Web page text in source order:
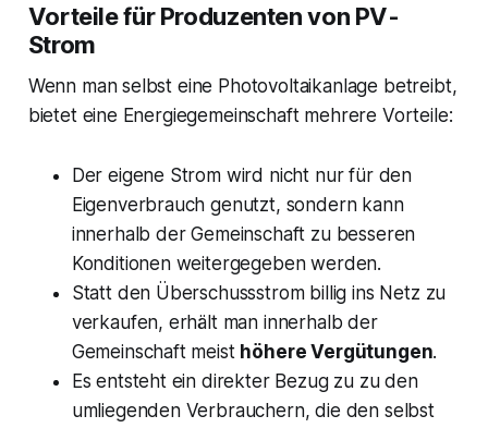
Vorteile für Produzenten von PV-
Strom
Wenn man selbst eine Photovoltaikanlage betreibt,
bietet eine Energiegemeinschaft mehrere Vorteile:
Der eigene Strom wird nicht nur für den
Eigenverbrauch genutzt, sondern kann
innerhalb der Gemeinschaft zu besseren
Konditionen weitergegeben werden.
Statt den Überschussstrom billig ins Netz zu
verkaufen, erhält man innerhalb der
Gemeinschaft meist höhere Vergütungen.
Es entsteht ein direkter Bezug zu zu den
umliegenden Verbrauchern, die den selbst